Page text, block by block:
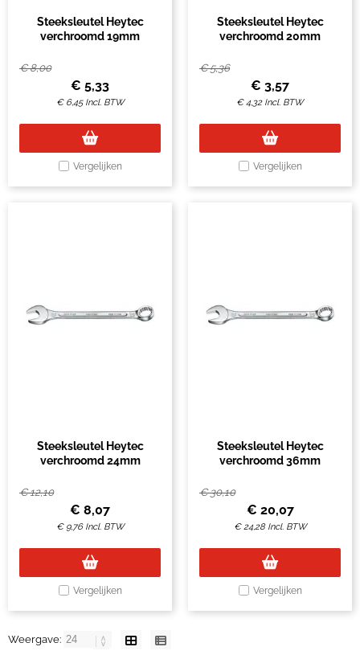
Steeksleutel Heytec
verchroomd 19mm
€8,00
€ 5,33
€ 6,45 Incl. BTW
Vergelijken
Steeksleutel Heytec
verchroomd 20mm
€5,36
€ 3,57
€4,32 Incl. BTW
Vergelijken
Steeksleutel Heytec
verchroomd 24mm
€12,10
€ 8,07
€ 9,76 Incl. BTW
Vergelijken
Steeksleutel Heytec
verchroomd 36mm
€30,10
€ 20,07
€24,28 Incl. BTW
Vergelijken
Weergave: